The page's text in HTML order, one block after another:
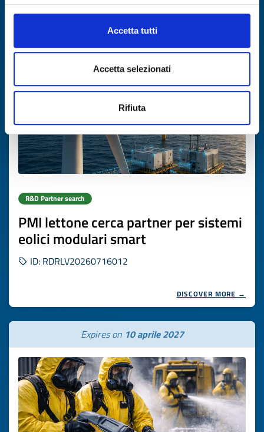
Accetta tutti
Accetta selezionati
Rifiuta
DISCOVER MORE →
Expires on30 agosto 2026
R&D Partner search
PMI lettone cerca partner per sistemi
eolici modulari smart
ID: RDRLV20260716012
DISCOVER MORE →
Expires on 10 aprile 2027